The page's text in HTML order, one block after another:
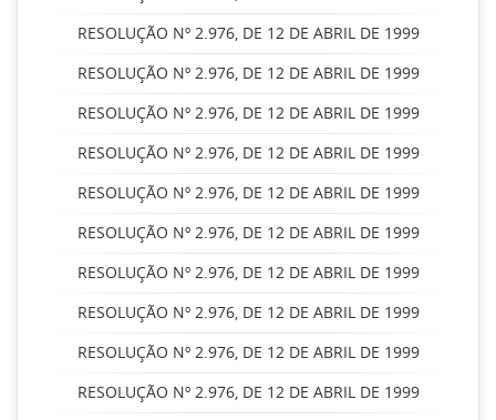
RESOLUÇÃO Nº 2.976, DE 12 DE ABRIL DE 1999
RESOLUÇÃO Nº 2.976, DE 12 DE ABRIL DE 1999
RESOLUÇÃO Nº 2.976, DE 12 DE ABRIL DE 1999
RESOLUÇÃO Nº 2.976, DE 12 DE ABRIL DE 1999
RESOLUÇÃO Nº 2.976, DE 12 DE ABRIL DE 1999
RESOLUÇÃO Nº 2.976, DE 12 DE ABRIL DE 1999
RESOLUÇÃO Nº 2.976, DE 12 DE ABRIL DE 1999
RESOLUÇÃO Nº 2.976, DE 12 DE ABRIL DE 1999
RESOLUÇÃO Nº 2.976, DE 12 DE ABRIL DE 1999
RESOLUÇÃO Nº 2.976, DE 12 DE ABRIL DE 1999